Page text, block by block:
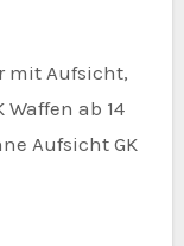
ab 14
Aufsicht GK